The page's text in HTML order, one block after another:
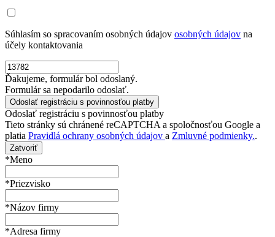
Súhlasím so spracovaním osobných údajov osobných údajov na
účely kontaktovania
Ďakujeme, formulár bol odoslaný.
Formulár sa nepodarilo odoslať.
Odoslať registráciu s povinnosťou platby
Tieto stránky sú chránené reCAPTCHA a spoločnosťou Google a
platia Pravidlá ochrany osobných údajov a Zmluvné podmienky..
Zatvoriť
*Meno
*Priezvisko
*Názov firmy
*Adresa firmy